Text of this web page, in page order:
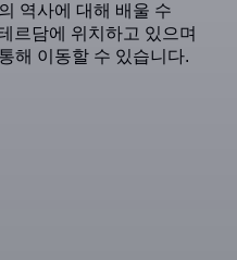
역사에 대해 배울 수
르담에 위치하고 있으며
해 이동할 수 있습니다.